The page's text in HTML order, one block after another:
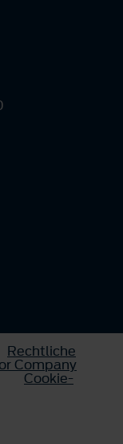
Rechtliche
Company
Cookie-